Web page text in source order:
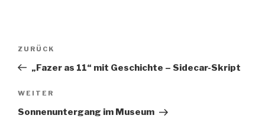
Beitragsnavigation
Vorheriger
Beitrag
ZURÜCK
„Fazer as 11“ mit Geschichte – Sidecar-Skript
Nächster
Beitrag
WEITER
Sonnenuntergang im Museum